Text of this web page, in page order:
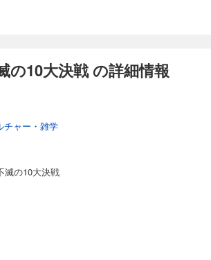
10大決戦 の詳細情報
チャー・雑学
の10大決戦